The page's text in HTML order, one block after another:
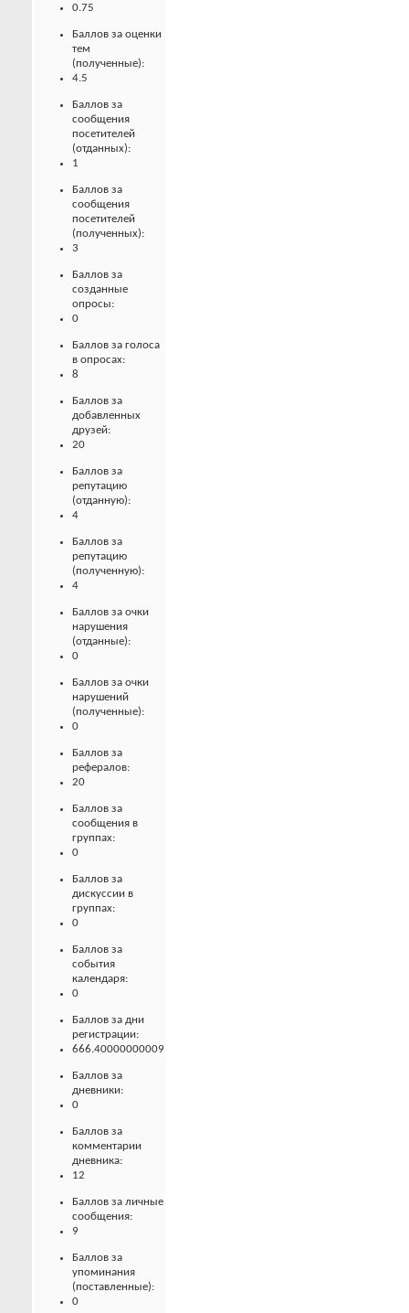
0.75
Баллов за оценки
тем
(полученные):
4.5
Баллов за
сообщения
посетителей
(отданных):
1
Баллов за
сообщения
посетителей
(полученных):
3
Баллов за
созданные
опросы:
0
Баллов за голоса
в опросах:
8
Баллов за
добавленных
друзей:
20
Баллов за
репутацию
(отданную):
4
Баллов за
репутацию
(полученную):
4
Баллов за очки
нарушения
(отданные):
0
Баллов за очки
нарушений
(полученные):
0
Баллов за
рефералов:
20
Баллов за
сообщения в
группах:
0
Баллов за
дискуссии в
группах:
0
Баллов за
события
календаря:
0
Баллов за дни
регистрации:
666.40000000009
Баллов за
дневники:
0
Баллов за
комментарии
дневника:
12
Баллов за личные
сообщения:
9
Баллов за
упоминания
(поставленные):
0